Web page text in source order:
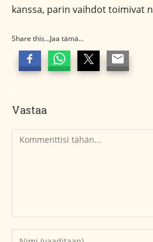
kanssa, parin vaihdot toimivat
Share this...Jaa tämä...
Vastaa
Kommentti
Kirjoita